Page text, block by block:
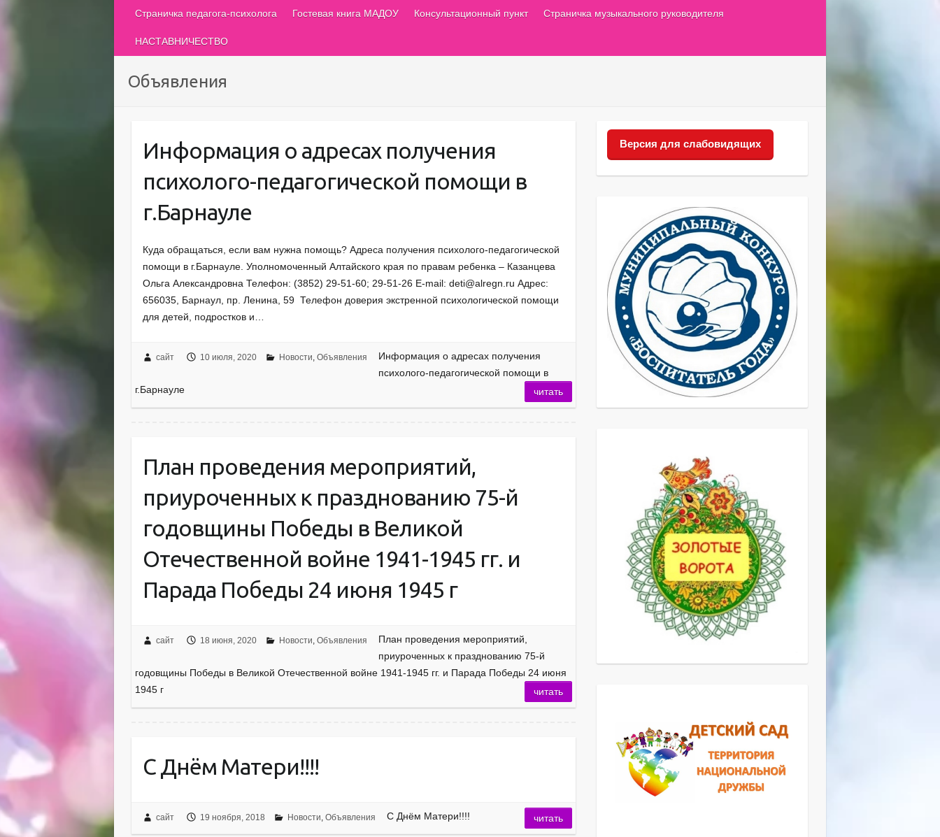
Страничка педагога-психолога Гостевая книга МАДОУ Консультационный пункт Страничка музыкального руководителя
НАСТАВНИЧЕСТВО
Объявления
Информация о адресах получения
психолого-педагогической помощи в
г.Барнауле
Куда обращаться, если вам нужна помощь? Адреса получения психолого-педагогической
помощи в г.Барнауле. Уполномоченный Алтайского края по правам ребенка – Казанцева
Ольга Александровна Телефон: (3852) 29-51-60; 29-51-26 E-mail: deti@alregn.ru Адрес:
656035, Барнаул, пр. Ленина, 59 Телефон доверия экстренной психологической помощи
для детей, подростков и…
сайт 10 июля, 2020 Новости, Объявления
Информация о адресах получения
психолого-педагогической помощи в
г.Барнауле
читать
План проведения мероприятий,
приуроченных к празднованию 75-й
годовщины Победы в Великой
Отечественной войне 1941-1945 гг. и
Парада Победы 24 июня 1945 г
сайт 18 июня, 2020 Новости, Объявления
План проведения мероприятий,
приуроченных к празднованию 75-й
годовщины Победы в Великой Отечественной войне 1941-1945 гг. и Парада Победы 24 июня
1945 г
читать
С Днём Матери!!!!
сайт 19 ноября, 2018 Новости, Объявления С Днём Матери!!!! читать
Версия для слабовидящих